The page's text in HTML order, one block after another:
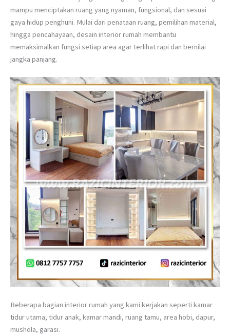
mampu menciptakan ruang yang nyaman, fungsional, dan sesuai
gaya hidup penghuni. Mulai dari penataan ruang, pemilihan material,
hingga pencahayaan, desain interior rumah membantu
memaksimalkan fungsi setiap area agar terlihat rapi dan bernilai
jangka panjang.
Beberapa bagian interior rumah yang kami kerjakan seperti kamar
tidur utama, tidur anak, kamar mandi, ruang tamu, area hobi, dapur,
mushola, garasi.